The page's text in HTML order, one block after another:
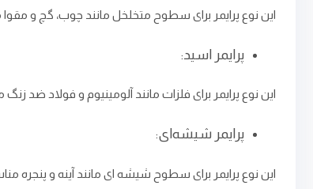
این نوع پرایمر برای سطوح متخلخل مانند چوب، گچ و
پرایمر اسید:
این نوع پرایمر برای فلزات مانند آلومینیوم و فولاد
پرایمر شیشه‌ای:
این نوع پرایمر برای سطوح شیشه ‌ای مانند آینه و